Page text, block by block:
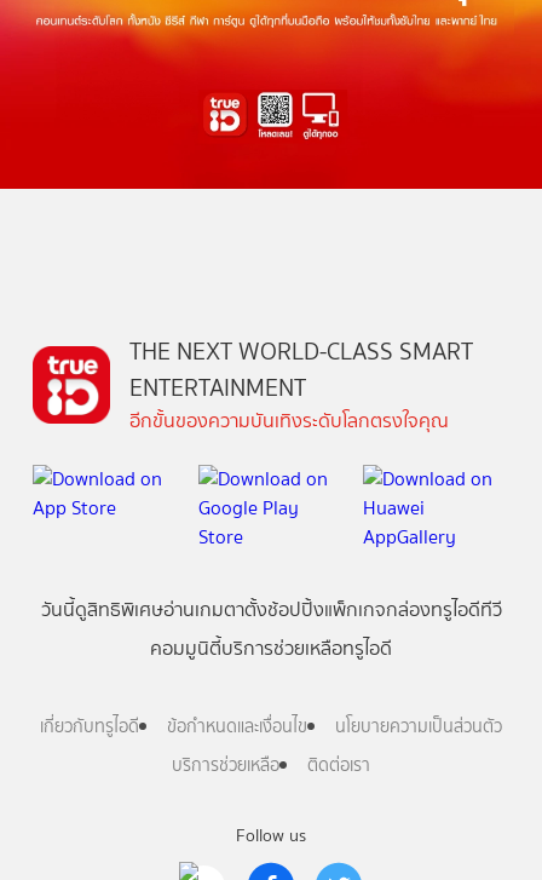
Follow us
THE NEXT WORLD-CLASS SMART
ENTERTAINMENT
อีกขั้นของความบันเทิงระดับโลกตรงใจคุณ
วันนี้ดูสิทธิพิเศษอ่านเกมตาตั้งช้อปปิ้งแพ็กเกจกล่องทรูไอดีทีวี
คอมมูนิตี้บริการช่วยเหลือทรูไอดี
เกี่ยวกับทรูไอดี ข้อกำหนดและเงื่อนไข
นโยบายความเป็นส่วนตัว
บริการช่วยเหลือ
ติดต่อเรา